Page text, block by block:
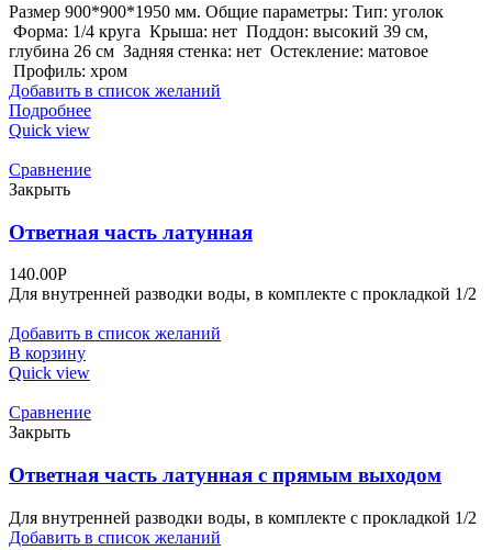
Размер 900*900*1950 мм. Общие параметры: Тип: уголок
Форма: 1/4 круга Крыша: нет Поддон: высокий 39 см,
глубина 26 см Задняя стенка: нет Остекление: матовое
Профиль: хром
Добавить в список желаний
Подробнее
Quick view
Сравнение
Закрыть
Ответная часть латунная
140.00Р
Для внутренней разводки воды, в комплекте с прокладкой 1/2
Добавить в список желаний
В корзину
Quick view
Сравнение
Закрыть
Ответная часть латунная с прямым выходом
Для внутренней разводки воды, в комплекте с прокладкой 1/2
Добавить в список желаний